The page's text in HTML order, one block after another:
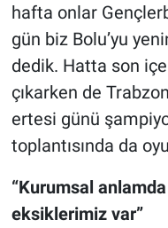
hafta onlar
gün biz Bolu’yu
dedik. Hatta son
çıkarken de
ertesi günü
toplantısında da
“Kurumsal
eksiklerimiz var”